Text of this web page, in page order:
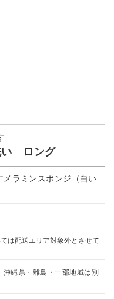
い ロング
ラミンスポンジ（白い
は配送エリア対象外とさせて
縄県・離島・一部地域は別